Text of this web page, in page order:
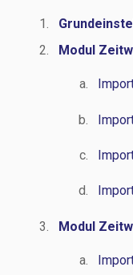
Modul
Modul